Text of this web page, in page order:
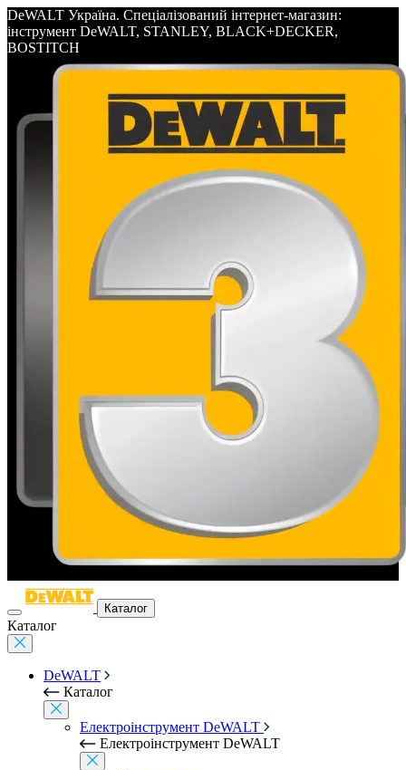
DeWALT Україна. Спеціалізований інтернет-магазин:
інструмент DeWALT, STANLEY, BLACK+DECKER,
BOSTITCH
Каталог
Каталог
DeWALT
Каталог
Електроінструмент DeWALT
Електроінструмент DeWALT